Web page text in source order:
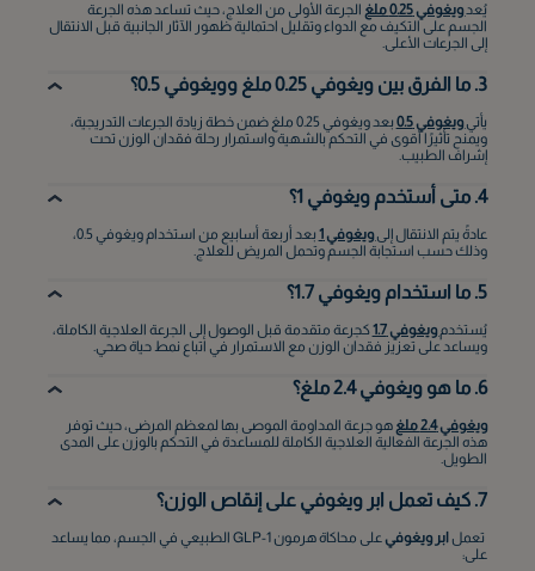
يُعدويغوفي 0.25 ملغ
الجرعة الأولى من العلاج، حيث تساعد هذه الجرعة
الجسم على التكيف مع الدواء وتقليل احتمالية ظهور الآثار الجانبية قبل الانتقال
إلى الجرعات الأعلى.
3. ما الفرق بين ويغوفي 0.25 ملغ وويغوفي 0.5؟
يأتيويغوفي 0.5
بعد ويغوفي 0.25 ملغ ضمن خطة زيادة الجرعات التدريجية،
ويمنح تأثيرًا أقوى في التحكم بالشهية واستمرار رحلة فقدان الوزن تحت
إشراف الطبيب.
4. متى أستخدم ويغوفي 1؟
عادةً يتم الانتقال إلىويغوفي 1
بعد أربعة أسابيع من استخدام ويغوفي 0.5،
وذلك حسب استجابة الجسم وتحمل المريض للعلاج.
5. ما استخدام ويغوفي 1.7؟
يُستخدمويغوفي 1.7
كجرعة متقدمة قبل الوصول إلى الجرعة العلاجية الكاملة،
ويساعد على تعزيز فقدان الوزن مع الاستمرار في اتباع نمط حياة صحي.
6. ما هو ويغوفي 2.4 ملغ؟
ويغوفي 2.4 ملغ
هو جرعة المداومة الموصى بها لمعظم المرضى، حيث توفر
هذه الجرعة الفعالية العلاجية الكاملة للمساعدة في التحكم بالوزن على المدى
الطويل.
7. كيف تعمل ابر ويغوفي على إنقاص الوزن؟
تعمل ابر ويغوفي
على محاكاة هرمون GLP-1 الطبيعي في الجسم، مما يساعد
على: